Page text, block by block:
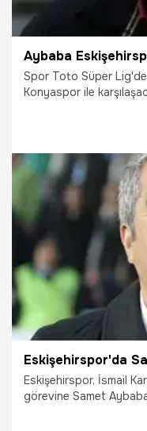
Aybaba
Spor Toto Süper
Konyaspor ile
17.11.2015 Futbol
Eskişehirspor'da
Eskişehirspor, İsmail
görevine Samet